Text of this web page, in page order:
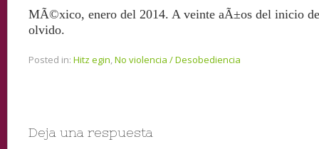
MÃ©xico, enero del 2014. A veinte aÃ±os del inicio
olvido.
Posted in: Hitz egin,No violencia / Desobediencia
Deja una respuesta